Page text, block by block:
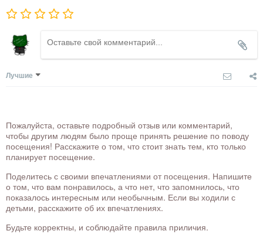
Лучшие
Пожалуйста, оставьте подробный отзыв или комментарий,
чтобы другим людям было проще принять решение по поводу
посещения! Расскажите о том, что стоит знать тем, кто только
планирует посещение.
Поделитесь с своими впечатлениями от посещения. Напишите
о том, что вам понравилось, а что нет, что запомнилось, что
показалось интересным или необычным. Если вы ходили с
детьми, расскажите об их впечатлениях.
Будьте корректны, и соблюдайте правила приличия.